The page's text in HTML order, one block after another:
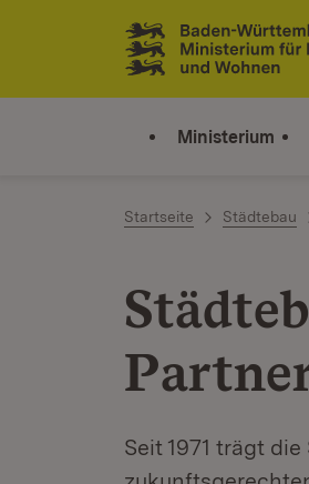
Zum Inhalt springen
Link zur Startseite
Ministerium
Startseite Städtebau
Seit 1971 trägt